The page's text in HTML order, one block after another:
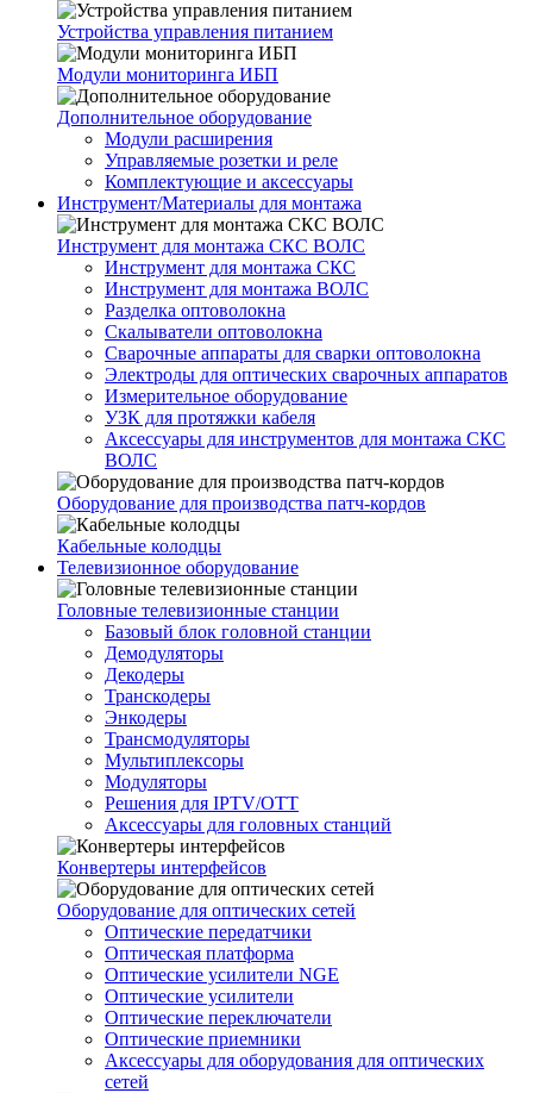
Устройства управления питанием
Модули мониторинга ИБП
Дополнительное оборудование
Модули расширения
Управляемые розетки и реле
Комплектующие и аксессуары
Инструмент/Материалы для монтажа
Инструмент для монтажа СКС ВОЛС
Инструмент для монтажа СКС
Инструмент для монтажа ВОЛС
Разделка оптоволокна
Скалыватели оптоволокна
Сварочные аппараты для сварки оптоволокна
Электроды для оптических сварочных аппаратов
Измерительное оборудование
УЗК для протяжки кабеля
Аксессуары для инструментов для монтажа СКС
ВОЛС
Оборудование для производства патч-кордов
Кабельные колодцы
Телевизионное оборудование
Головные телевизионные станции
Базовый блок головной станции
Демодуляторы
Декодеры
Транскодеры
Энкодеры
Трансмодуляторы
Мультиплексоры
Модуляторы
Решения для IPTV/OTT
Аксессуары для головных станций
Конвертеры интерфейсов
Оборудование для оптических сетей
Оптические передатчики
Оптическая платформа
Оптические усилители NGE
Оптические усилители
Оптические переключатели
Оптические приемники
Аксессуары для оборудования для оптических
сетей